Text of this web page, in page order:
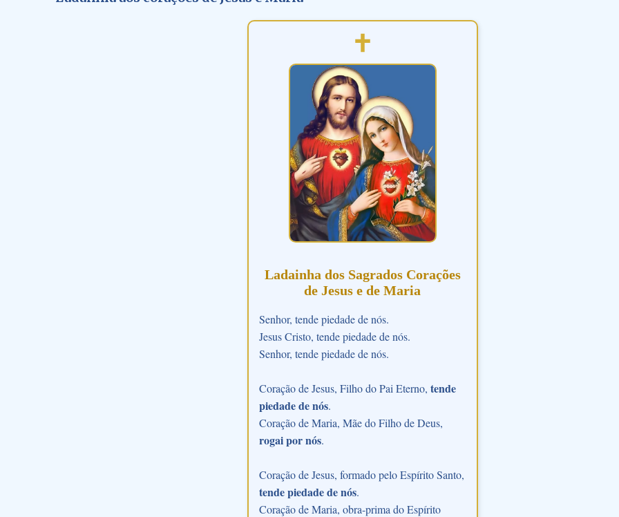
Ladainha dos Sagrados Corações
de Jesus e de Maria
Senhor, tende piedade de nós.
Jesus Cristo, tende piedade de nós.
Senhor, tende piedade de nós.
Coração de Jesus, Filho do Pai Eterno, tende
piedade de nós.
Coração de Maria, Mãe do Filho de Deus,
rogai por nós.
Coração de Jesus, formado pelo Espírito Santo,
tende piedade de nós.
Coração de Maria, obra-prima do Espírito